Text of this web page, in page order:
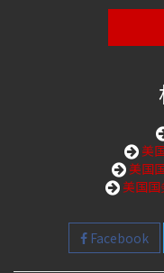
美
美国
美国国
Facebook